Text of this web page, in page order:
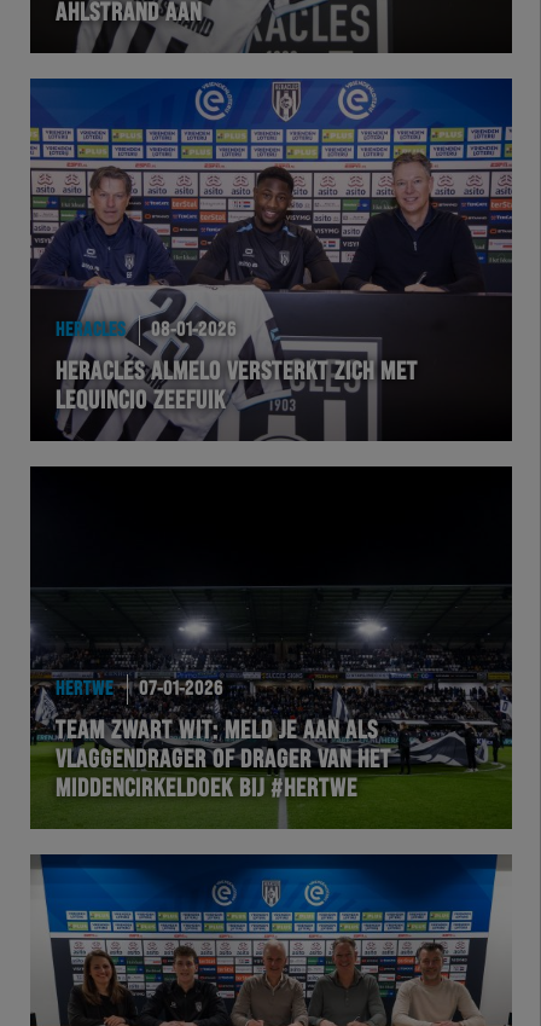
AHLSTRAND AAN
HERACLES 08-01-2026
HERACLES ALMELO VERSTERKT ZICH MET
LEQUINCIO ZEEFUIK
HERTWE 07-01-2026
TEAM ZWART WIT: MELD JE AAN ALS
VLAGGENDRAGER OF DRAGER VAN HET
MIDDENCIRKELDOEK BIJ #HERTWE